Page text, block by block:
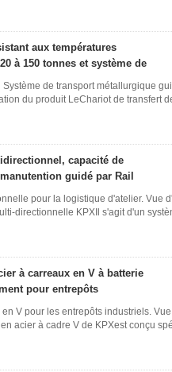
aux températures
à 150 tonnes et système de
de transport métallurgique
du produit LeChariot de transfert
capacité de
guidé par Rail
pour la logistique d'atelier. Vue
directionnelle KPXIl s'agit d'un
à carreaux en V à batterie
pour entrepôts
V pour les entrepôts industriels.
acier à cadre V de KPXest conçu